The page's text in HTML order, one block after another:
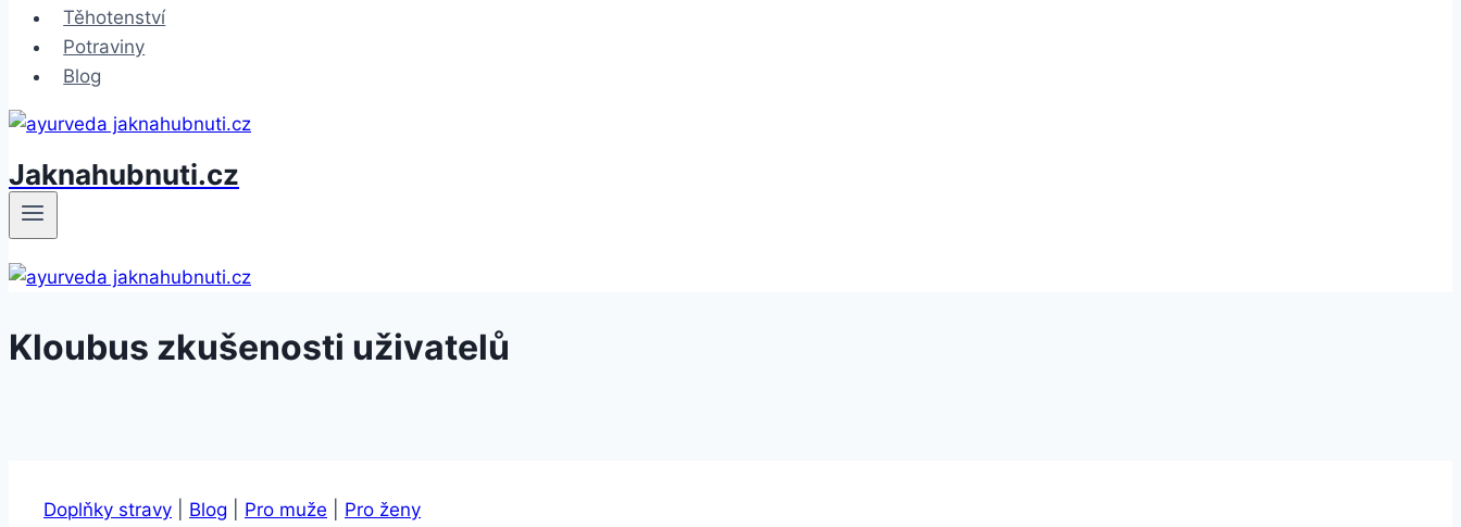
Těhotenství
Potraviny
Blog
Jaknahubnuti.cz
Kloubus zkušenosti uživatelů
Doplňky stravy Blog Pro muže Pro ženy